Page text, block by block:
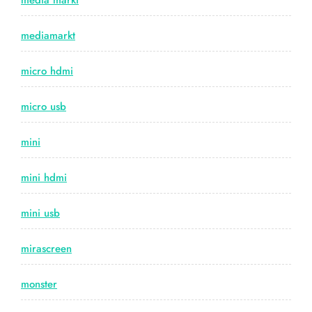
mediamarkt
micro hdmi
micro usb
mini
mini hdmi
mini usb
mirascreen
monster